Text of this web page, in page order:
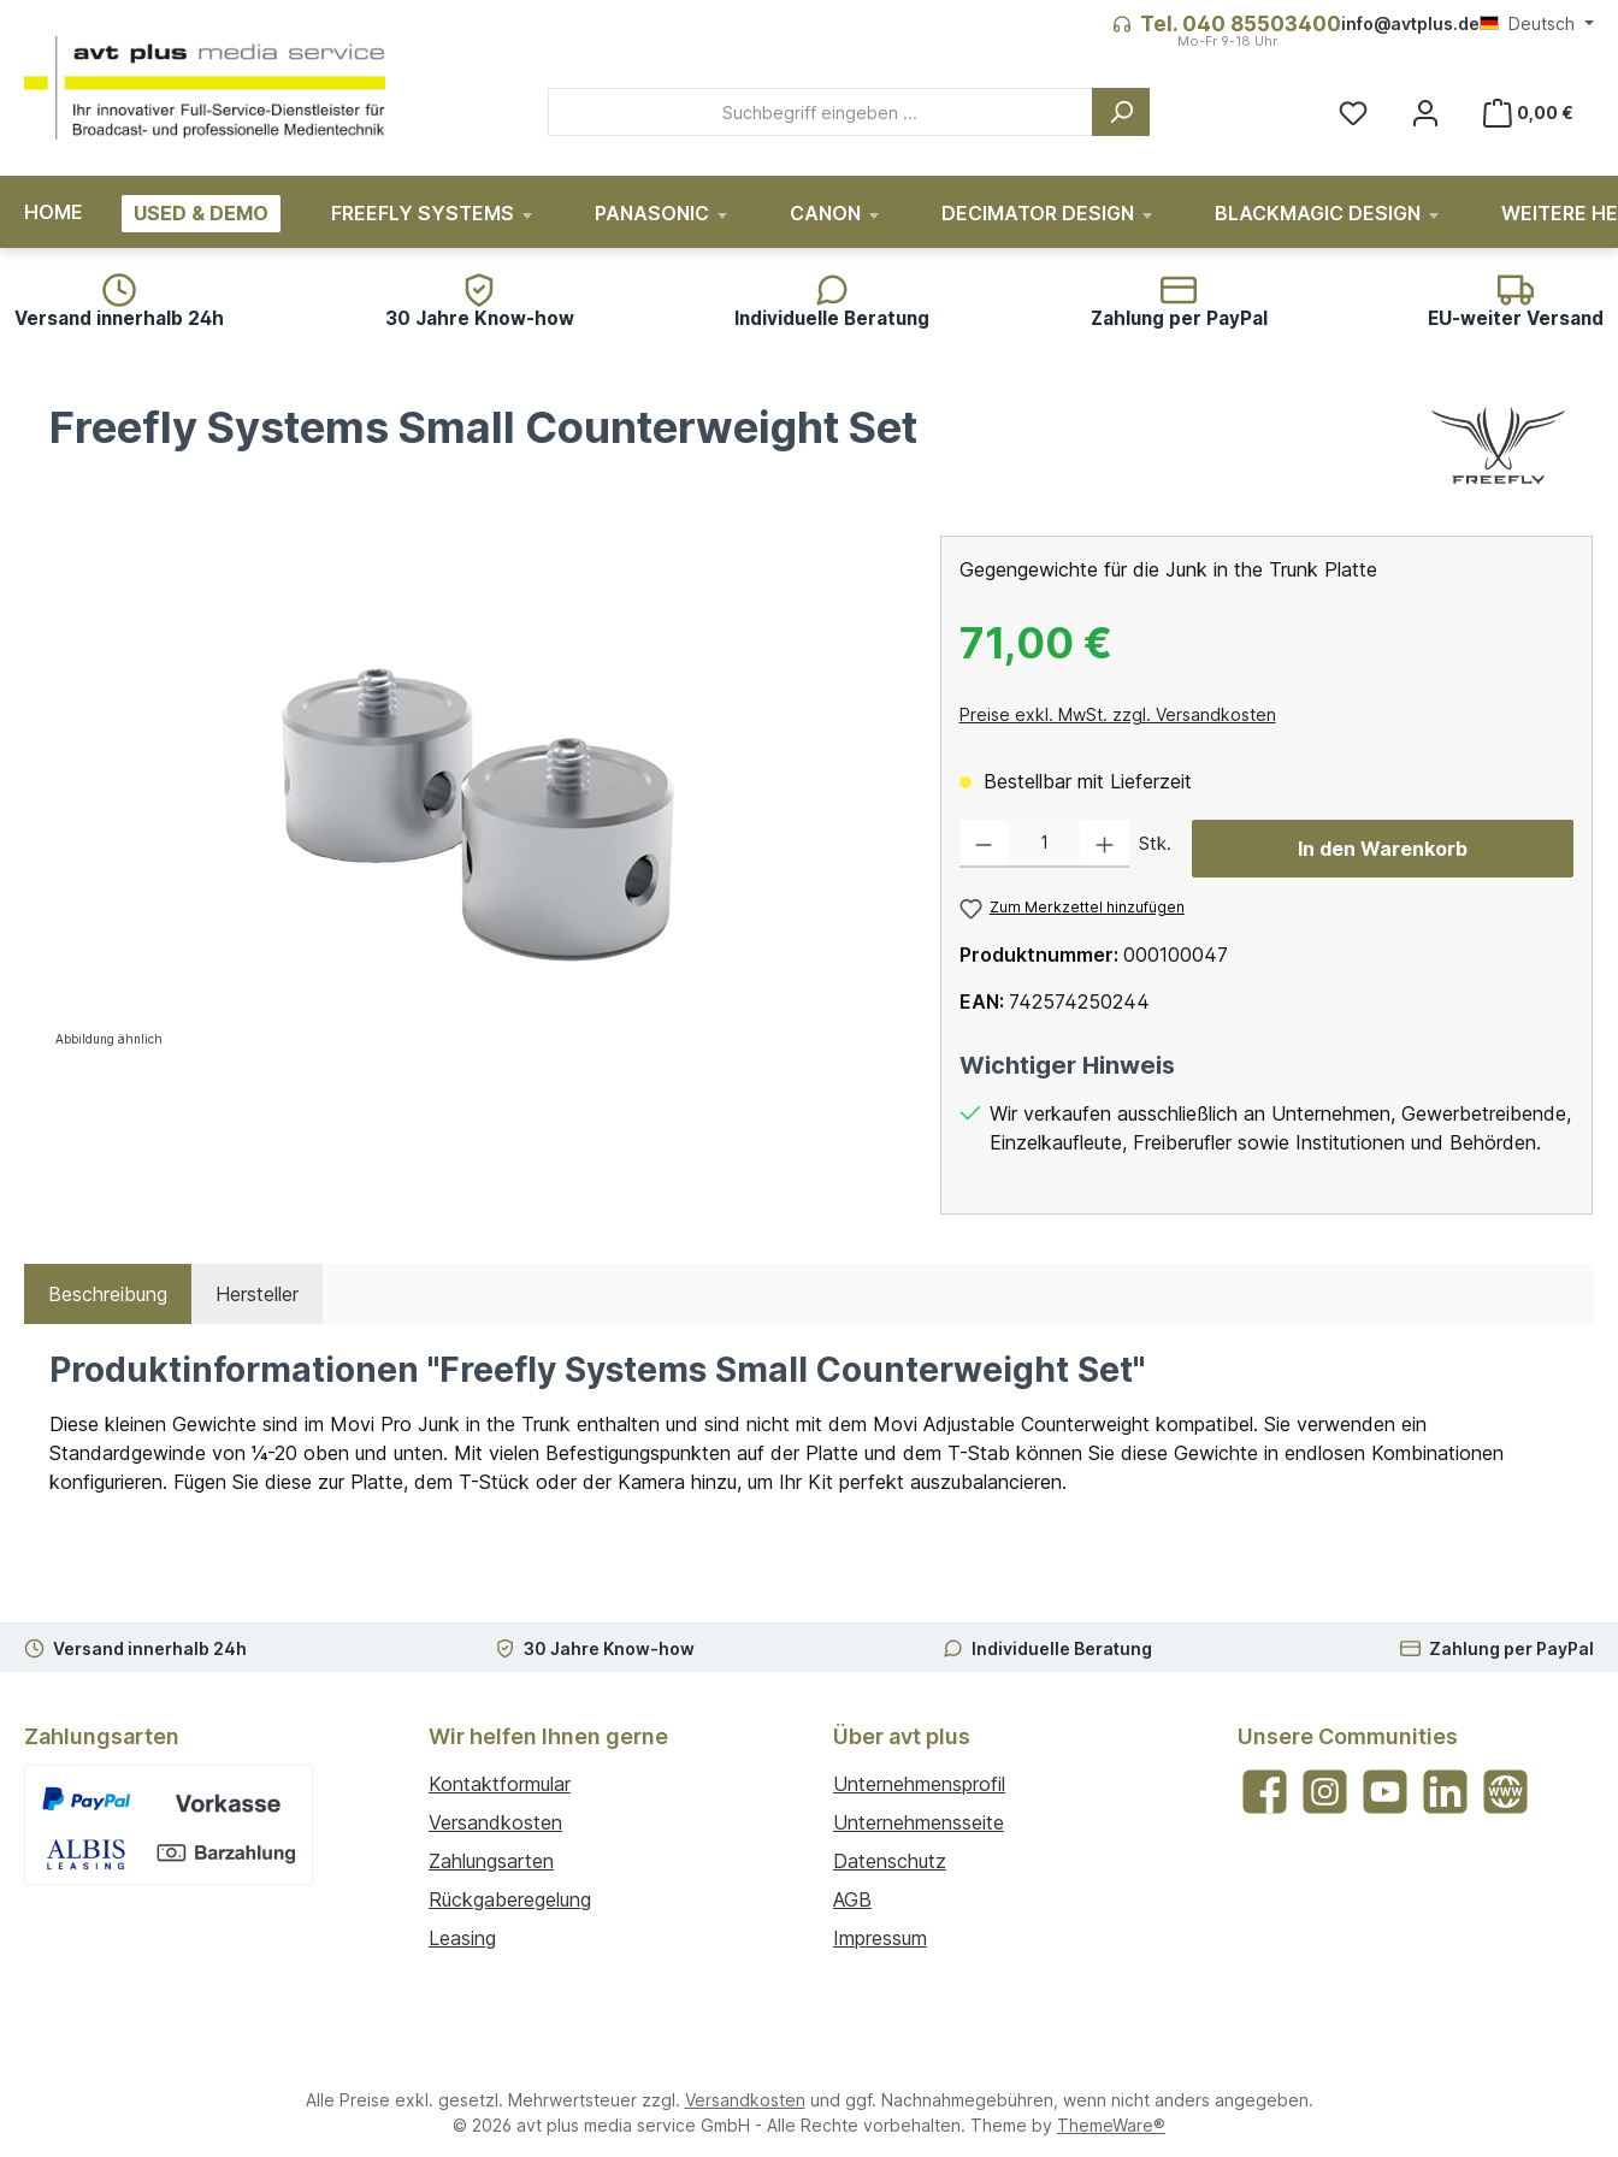
Deutsch
Tel. 040 85503400info@avtplus.de
0,00 €
HOME USED & DEMO FREEFLY SYSTEMS PANASONIC CANON DECIMATOR DESIGN BLACKMAGIC DESIGN WEITERE
Versand innerhalb 24h 30 Jahre Know-how Individuelle Beratung Zahlung per PayPal EU-weiter Versand
Freefly Systems Small Counterweight Set
Abbildung ähnlich
Gegengewichte für die Junk in the Trunk Platte
71,00 €
Preise exkl. MwSt. zzgl. Versandkosten
Bestellbar mit Lieferzeit
Stk. In den Warenkorb
Zum Merkzettel hinzufügen
Produktnummer: 000100047
EAN: 742574250244
Wichtiger Hinweis
Wir verkaufen ausschließlich an Unternehmen, Gewerbetreibende,
Einzelkaufleute, Freiberufler sowie Institutionen und Behörden.
Beschreibung Hersteller
Produktinformationen "Freefly Systems Small Counterweight Set"
Diese kleinen Gewichte sind im Movi Pro Junk in the Trunk enthalten und sind nicht mit dem Movi Adjustable Counterweight kompatibel. Sie verwenden ein
Standardgewinde von ¼-20 oben und unten. Mit vielen Befestigungspunkten auf der Platte und dem T-Stab können Sie diese Gewichte in endlosen Kombinationen
konfigurieren. Fügen Sie diese zur Platte, dem T-Stück oder der Kamera hinzu, um Ihr Kit perfekt auszubalancieren.
Versand innerhalb 24h 30 Jahre Know-how Individuelle Beratung Zahlung per PayPal
Zahlungsarten Wir helfen Ihnen gerne
Kontaktformular
Versandkosten
Zahlungsarten
Rückgaberegelung
Leasing
Über avt plus
Unternehmensprofil
Unternehmensseite
Datenschutz
AGB
Impressum
Unsere Communities
FacebookInstagramYouTubeLinkedInWebsite
Alle Preise exkl. gesetzl. Mehrwertsteuer zzgl. Versandkosten und ggf. Nachnahmegebühren, wenn nicht anders angegeben.
© 2026 avt plus media service GmbH - Alle Rechte vorbehalten. Theme by ThemeWare®